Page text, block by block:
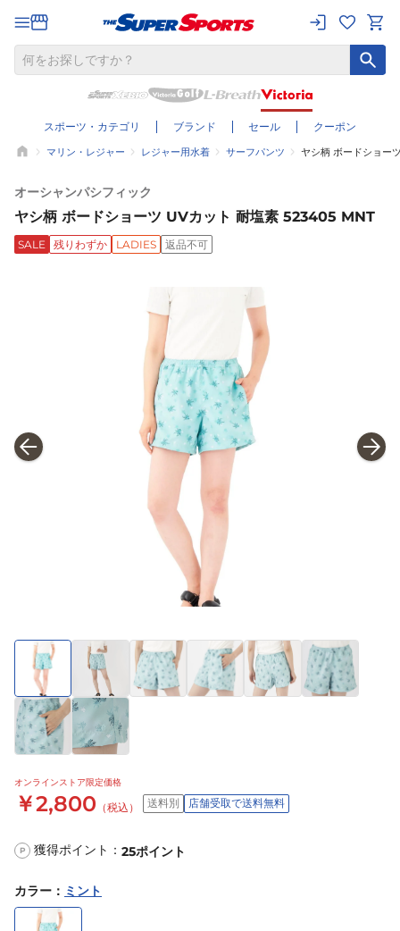
スポーツ・カテゴリ ブランド セール クーポン
マリン・レジャー レジャー用水着 サーフパンツ ヤシ柄 ボードショー
オーシャンパシフィック
ヤシ柄 ボードショーツ UVカット 耐塩素 523405 MNT
SALE 残りわずか LADIES 返品不可
オンラインストア限定価格
￥2,800 （税込） 送料別 店舗受取で送料無料
P 獲得ポイント： 25ポイント
カラー ： ミント